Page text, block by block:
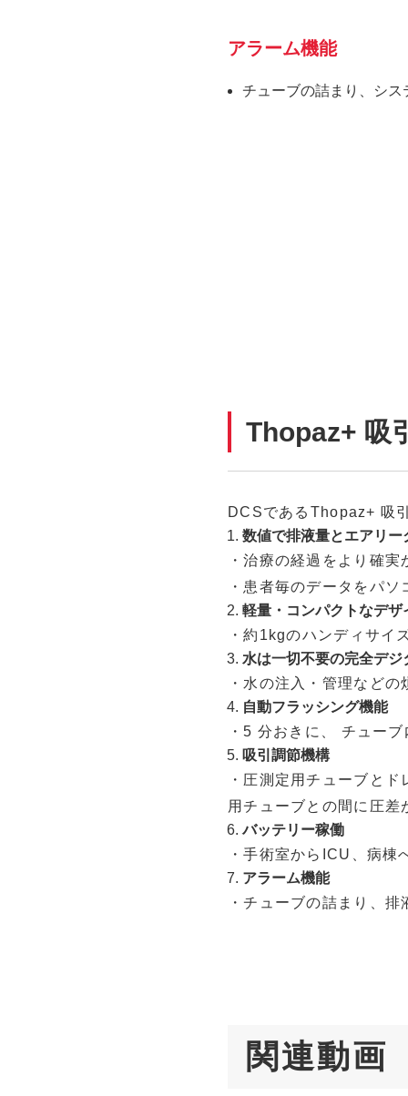
アラーム機能
チューブの詰まり、シ
Thopaz+ 吸
DCSであるThopaz+ 吸
数値で排液量とエアリー
・治療の経過をより確
・患者毎のデータをパ
軽量・コンパクトなデザ
・約1kgのハンディサイ
水は一切不要の完全デジ
・水の注入・管理など
自動フラッシング機能
・5 分おきに、 チュー
吸引調節機構
・圧測定用チューブと
用チューブとの間に圧
バッテリー稼働
・手術室からICU、病
アラーム機能
・チューブの詰まり、
関連動画